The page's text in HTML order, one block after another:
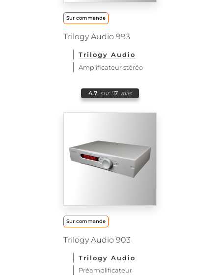
Sur commande
Trilogy Audio 993
Trilogy Audio
Amplificateur stéréo
4.7 sur 57 avis
Sur commande
Trilogy Audio 903
Trilogy Audio
Préamplificateur